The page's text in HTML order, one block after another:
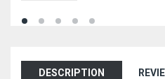
DESCRIPTION